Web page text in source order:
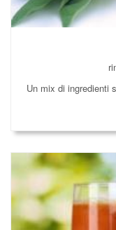
Un mix di ingredienti